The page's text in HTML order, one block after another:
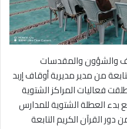
والشؤون والمقدسات
من مدير مديرية أوقاف إربد
فعاليات المراكز الشتوية
بدء العطلة الشتوية للمدارس
2025 في عدد من دور القرآن الكريم التابعة